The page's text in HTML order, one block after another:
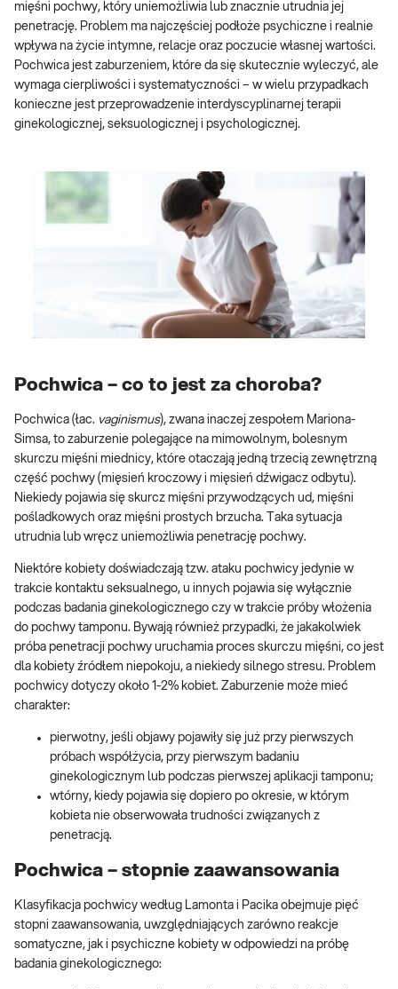
mięśni pochwy, który uniemożliwia lub znacznie utrudnia jej
penetrację. Problem ma najczęściej podłoże psychiczne i realnie
wpływa na życie intymne, relacje oraz poczucie własnej wartości.
Pochwica jest zaburzeniem, które da się skutecznie wyleczyć, ale
wymaga cierpliwości i systematyczności – w wielu przypadkach
konieczne jest przeprowadzenie interdyscyplinarnej terapii
ginekologicznej, seksuologicznej i psychologicznej.
Pochwica – co to jest za choroba?
Pochwica (łac. vaginismus), zwana inaczej zespołem Mariona-
Simsa, to zaburzenie polegające na mimowolnym, bolesnym
skurczu mięśni miednicy, które otaczają jedną trzecią zewnętrzną
część pochwy (mięsień kroczowy i mięsień dźwigacz odbytu).
Niekiedy pojawia się skurcz mięśni przywodzących ud, mięśni
pośladkowych oraz mięśni prostych brzucha. Taka sytuacja
utrudnia lub wręcz uniemożliwia penetrację pochwy.
Niektóre kobiety doświadczają tzw. ataku pochwicy jedynie w
trakcie kontaktu seksualnego, u innych pojawia się wyłącznie
podczas badania ginekologicznego czy w trakcie próby włożenia
do pochwy tamponu. Bywają również przypadki, że jakakolwiek
próba penetracji pochwy uruchamia proces skurczu mięśni, co jest
dla kobiety źródłem niepokoju, a niekiedy silnego stresu. Problem
pochwicy dotyczy około 1-2% kobiet. Zaburzenie może mieć
charakter:
pierwotny, jeśli objawy pojawiły się już przy pierwszych
próbach współżycia, przy pierwszym badaniu
ginekologicznym lub podczas pierwszej aplikacji tamponu;
wtórny, kiedy pojawia się dopiero po okresie, w którym
kobieta nie obserwowała trudności związanych z
penetracją.
Pochwica – stopnie zaawansowania
Klasyfikacja pochwicy według Lamonta i Pacika obejmuje pięć
stopni zaawansowania, uwzględniających zarówno reakcje
somatyczne, jak i psychiczne kobiety w odpowiedzi na próbę
badania ginekologicznego: